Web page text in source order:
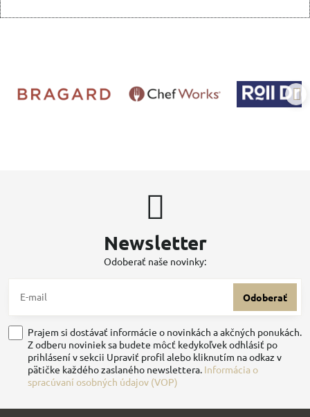
Newsletter
Odoberať naše novinky:
Odoberať
Prajem si dostávať informácie o novinkách a akčných ponukách.
Z odberu noviniek sa budete môcť kedykoľvek odhlásiť po
prihlásení v sekcii Upraviť profil alebo kliknutím na odkaz v
pätičke každého zaslaného newslettera. Informácia o
spracúvaní osobných údajov (VOP)